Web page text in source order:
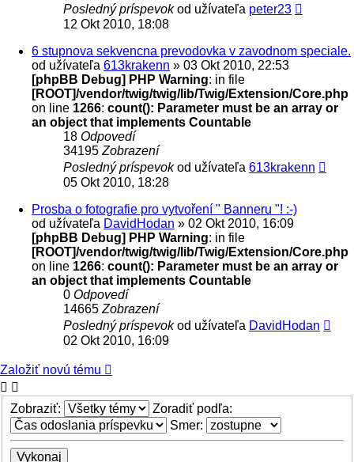
Posledný príspevokod užívateľa peter23
12 Okt 2010, 18:08
6 stupnova sekvencna prevodovka v zavodnom speciale.
od užívateľa 613krakenn » 03 Okt 2010, 22:53
[phpBB Debug] PHP Warning: in file
[ROOT]/vendor/twig/twig/lib/Twig/Extension/Core.php
on line 1266: count(): Parameter must be an array or
an object that implements Countable
18 Odpovedí
34195 Zobrazení
Posledný príspevokod užívateľa 613krakenn
05 Okt 2010, 18:28
Prosba o fotografie pro vytvoření " Banneru "! :-)
od užívateľa DavidHodan » 02 Okt 2010, 16:09
[phpBB Debug] PHP Warning: in file
[ROOT]/vendor/twig/twig/lib/Twig/Extension/Core.php
on line 1266: count(): Parameter must be an array or
an object that implements Countable
0 Odpovedí
14665 Zobrazení
Posledný príspevokod užívateľa DavidHodan
02 Okt 2010, 16:09
Založiť novú tému
Zobraziť:
Zoradiť podľa:
Smer: